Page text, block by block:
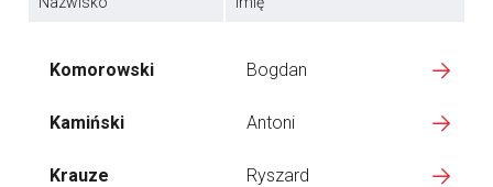
Komorowski Bogdan
Kamiński Antoni
Krauze Ryszard